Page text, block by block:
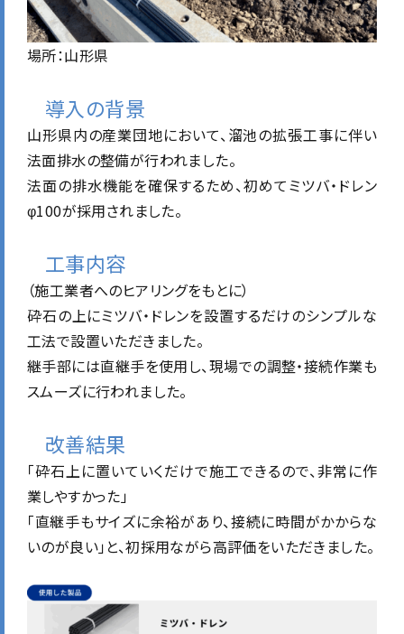
場所：山形県
導入の背景
山形県内の産業団地において、溜池の拡張工事に伴い
法面排水の整備が行われました。
法面の排水機能を確保するため、初めてミツバ・ドレン
φ100が採用されました。
工事内容
（施工業者へのヒアリングをもとに）
砕石の上にミツバ・ドレンを設置するだけのシンプルな
工法で設置いただきました。
継手部には直継手を使用し、現場での調整・接続作業も
スムーズに行われました。
改善結果
「砕石上に置いていくだけで施工できるので、非常に作
業しやすかった」
「直継手もサイズに余裕があり、接続に時間がかからな
いのが良い」と、初採用ながら高評価をいただきました。